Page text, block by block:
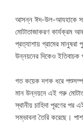
আসন্ন ঈদ-উল-আযহাকে
মোটাতাজাকরণ কার্যক্রম
প্রত্যাশায় গ্রামের মানুষরা
উন্নয়নের দিকেও ইতিবাচক
গত কয়েক দশক ধরে পশুসম্পদ
মান উন্নয়নে এই গরু
স্থানীয় চাহিদা পূরণের পর
সম্ভাবনা তৈরি করেছে।